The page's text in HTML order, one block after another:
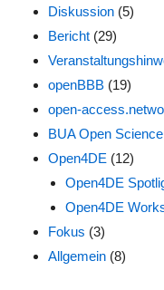
Diskussion (5)
Bericht (29)
openBBB (19)
open-
BUA Open
Open4DE (12)
Open4DE
Open4DE
Fokus (3)
Allgemein (8)